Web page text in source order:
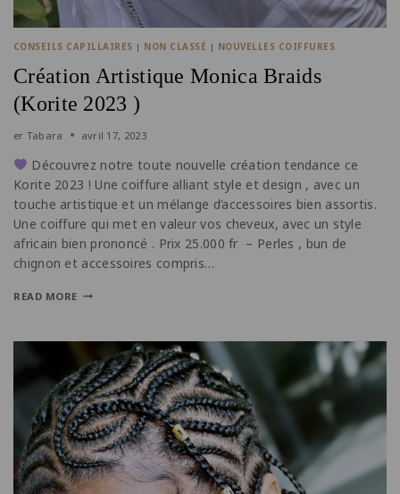
CONSEILS CAPILLAIRES | NON CLASSÉ | NOUVELLES COIFFURES
Création Artistique Monica Braids
(Korite 2023 )
er Tabara avril 17, 2023
Découvrez notre toute nouvelle création tendance ce
Korite 2023 ! Une coiffure alliant style et design , avec un
touche artistique et un mélange d’accessoires bien assortis.
Une coiffure qui met en valeur vos cheveux, avec un style
africain bien prononcé . Prix 25.000 fr – Perles , bun de
chignon et accessoires compris…
READ MORE